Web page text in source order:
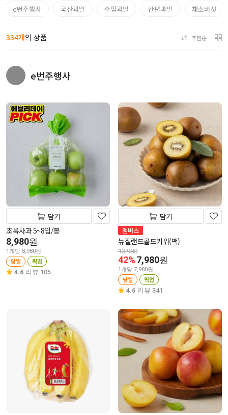
e번주행사 국산과일 수입과일 간편과일 채소버섯
334개의 상품 추천순
e번주행사
담기
초록사과 5~8입/봉
8,980원
1개당 8,980원
당일 픽업
4.6 리뷰 105
담기
멤버스
뉴질랜드골드키위(팩)
13,980
42%7,980원
1개당 7,980원
당일 픽업
4.6 리뷰 341